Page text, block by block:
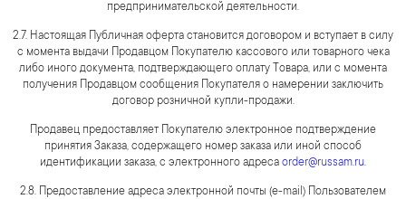
предпринимательской деятельности.
2.7. Настоящая Публичная оферта становится договором и вступает в силу
с момента выдачи Продавцом Покупателю кассового или товарного чека
либо иного документа, подтверждающего оплату Товара, или с момента
получения Продавцом сообщения Покупателя о намерении заключить
договор розничной купли-продажи.
Продавец предоставляет Покупателю электронное подтверждение
принятия Заказа, содержащего номер заказа или иной способ
идентификации заказа, с электронного адреса order@russam.ru.
2.8. Предоставление адреса электронной почты (e-mail) Пользователем